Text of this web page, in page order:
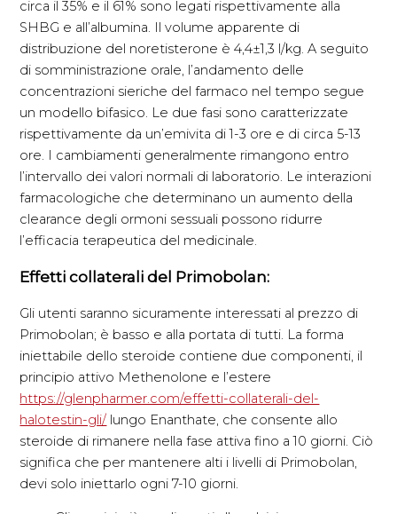
circa il 35% e il 61% sono legati rispettivamente alla
SHBG e all’albumina. Il volume apparente di
distribuzione del noretisterone è 4,4±1,3 l/kg. A seguito
di somministrazione orale, l’andamento delle
concentrazioni sieriche del farmaco nel tempo segue
un modello bifasico. Le due fasi sono caratterizzate
rispettivamente da un’emivita di 1-3 ore e di circa 5-13
ore. I cambiamenti generalmente rimangono entro
l’intervallo dei valori normali di laboratorio. Le interazioni
farmacologiche che determinano un aumento della
clearance degli ormoni sessuali possono ridurre
l’efficacia terapeutica del medicinale.
Effetti collaterali del Primobolan:
Gli utenti saranno sicuramente interessati al prezzo di
Primobolan; è basso e alla portata di tutti. La forma
iniettabile dello steroide contiene due componenti, il
principio attivo Methenolone e l’estere
https://glenpharmer.com/effetti-collaterali-del-
halotestin-gli/ lungo Enanthate, che consente allo
steroide di rimanere nella fase attiva fino a 10 giorni. Ciò
significa che per mantenere alti i livelli di Primobolan,
devi solo iniettarlo ogni 7-10 giorni.